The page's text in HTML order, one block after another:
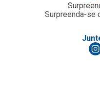
Surpreenda-se